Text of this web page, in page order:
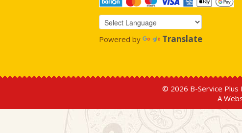
Powered by Translate
© 2026 B-Service Plus
A